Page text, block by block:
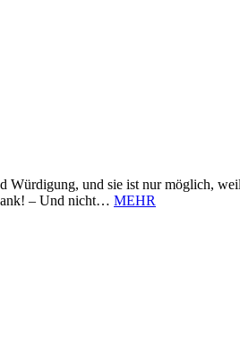
Würdigung, und sie ist nur möglich,
– Und nicht… MEHR